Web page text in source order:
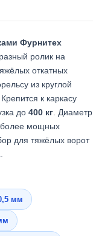
Фурнитех
ролик на
откатных
из круглой
. Крепится к каркасу
до 400 кг . Диаметр
мощных
для тяжёлых ворот
мм